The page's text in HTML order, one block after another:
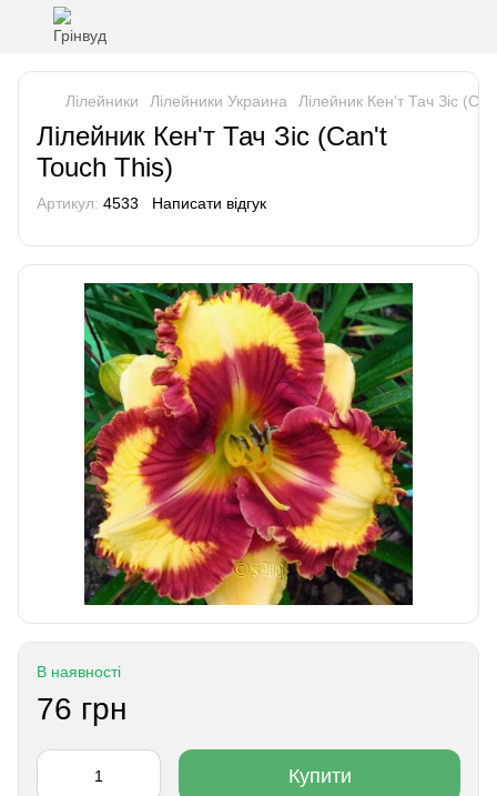
Лілейники Лілейники Украина Лілейник Кен'т Тач Зіс
Лілейник Кен'т Тач Зіс (Can't
Touch This)
Артикул: 4533 Написати відгук
В наявності
76 грн
Купити